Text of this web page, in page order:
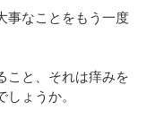
事なことをもう一度
こと、それは痒みを
ょうか。